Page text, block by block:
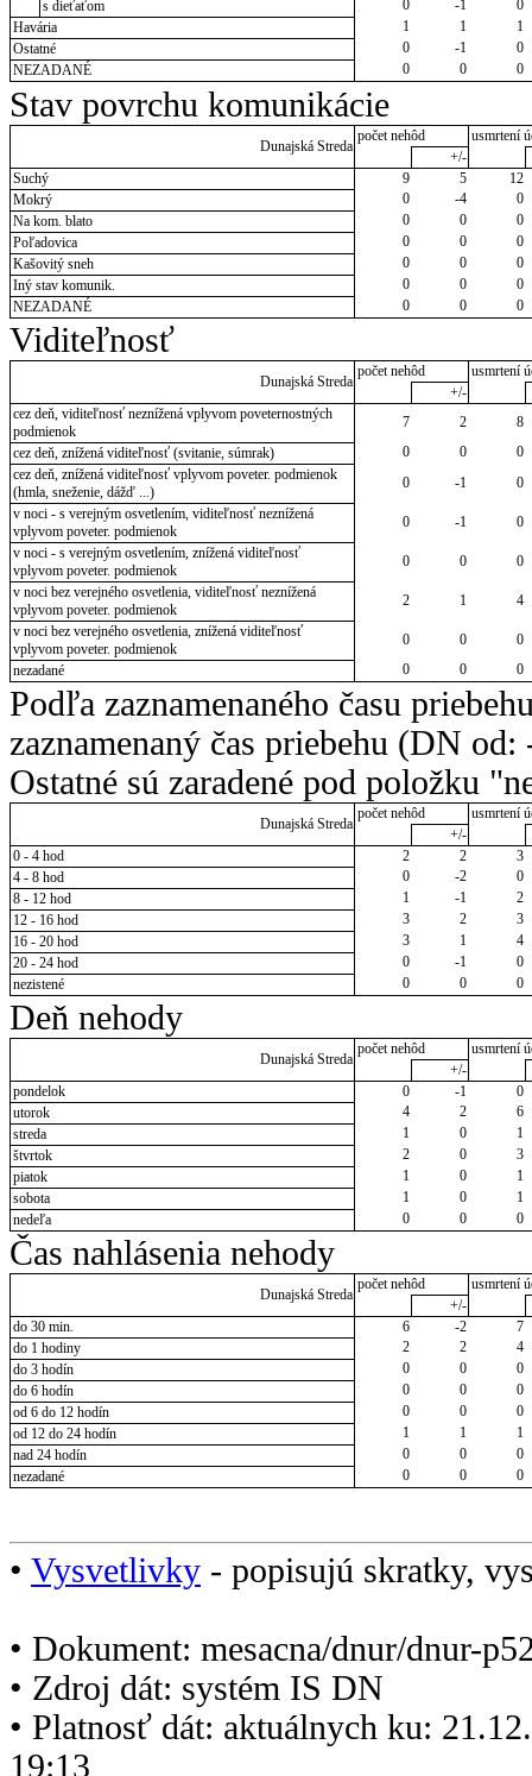
s dieťaťom 0 -1
0
Havária
1 1
1
Ostatné
0 -1
0
NEZADANÉ
0 0 0
Stav povrchu komunikácie
Dunajská Streda
počet nehôd
usmrtení
+/-
Suchý
9 5
12
Mokrý
0 -4
0
Na kom. blato
0 0
0
Poľadovica
0 0
0
Kašovitý sneh
0 0
0
Iný stav komunik.
0 0
0
NEZADANÉ
0 0 0
Viditeľnosť
Dunajská Streda
počet nehôd
usmrtení
+/-
cez deň, viditeľnosť neznížená vplyvom poveternostných
podmienok
7 2
8
cez deň, znížená viditeľnosť (svitanie, súmrak)
0 0
0
cez deň, znížená viditeľnosť vplyvom poveter. podmienok
(hmla, sneženie, dážď ...)
0 -1
0
v noci - s verejným osvetlením, viditeľnosť neznížená
vplyvom poveter. podmienok
0 -1
0
v noci - s verejným osvetlením, znížená viditeľnosť
vplyvom poveter. podmienok
0 0
0
v noci bez verejného osvetlenia, viditeľnosť neznížená
vplyvom poveter. podmienok
2 1
4
v noci bez verejného osvetlenia, znížená viditeľnosť
vplyvom poveter. podmienok
0 0
0
nezadané
0 0 0
Podľa zaznamenaného času
zaznamenaný čas priebehu (DN
Ostatné sú zaradené pod položku
Dunajská Streda
počet nehôd
usmrtení
+/-
0 - 4 hod
2 2
3
4 - 8 hod
0 -2
0
8 - 12 hod
1 -1
2
12 - 16 hod
3 2
3
16 - 20 hod
3 1
4
20 - 24 hod
0 -1
0
nezistené
0 0 0
Deň nehody
Dunajská Streda
počet nehôd
usmrtení
+/-
pondelok
0 -1
0
utorok
4 2
6
streda
1 0
1
štvrtok
2 0
3
piatok
1 0
1
sobota
1 0
1
nedeľa
0 0 0
Čas nahlásenia nehody
Dunajská Streda
počet nehôd
usmrtení
+/-
do 30 min.
6 -2
7
do 1 hodiny
2 2
4
do 3 hodín
0 0
0
do 6 hodín
0 0
0
od 6 do 12 hodín
0 0
0
od 12 do 24 hodín
1 1
1
nad 24 hodín
0 0
0
nezadané
0 0 0
• Vysvetlivky - popisujú skratky,
• Dokument: mesacna/dnur/dnur-
• Zdroj dát: systém IS DN
• Platnosť dát: aktuálnych ku:
19:13